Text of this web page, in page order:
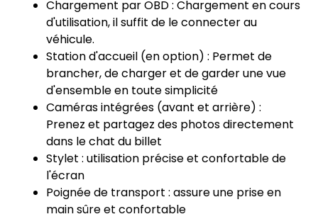
Chargement par OBD : Chargement en cours
d'utilisation, il suffit de le connecter au
véhicule.
Station d'accueil (en option) : Permet de
brancher, de charger et de garder une vue
d'ensemble en toute simplicité
Caméras intégrées (avant et arrière) :
Prenez et partagez des photos directement
dans le chat du billet
Stylet : utilisation précise et confortable de
l'écran
Poignée de transport : assure une prise en
main sûre et confortable